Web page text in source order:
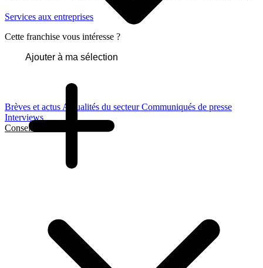
Brèves et actus Actualités du secteurCommuniqués de presse
Interviews
Conseils et Guides
Services aux entreprises
Cette franchise vous intéresse ?
Ajouter à ma sélection